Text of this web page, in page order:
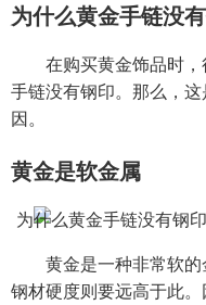
为什么黄金手链没
在购买黄金饰品时
手链没有钢印。那么，
因。
黄金是软金属
黄金是一种非常软
钢材硬度则要远高于此